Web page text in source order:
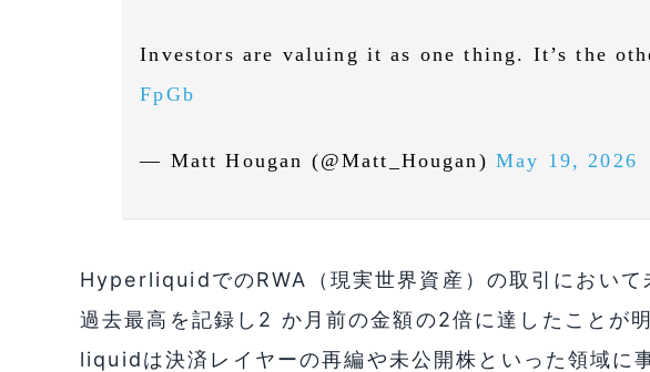
Investors are valuing it as one thing. It’s the
FpGb
— Matt Hougan (@Matt_Hougan) May 19, 2026
HyperliquidでのRWA（現実世界資産）の取引において
過去最高を記録し2 か月前の金額の2倍に達したことが
liquidは決済レイヤーの再編や未公開株といった領域に